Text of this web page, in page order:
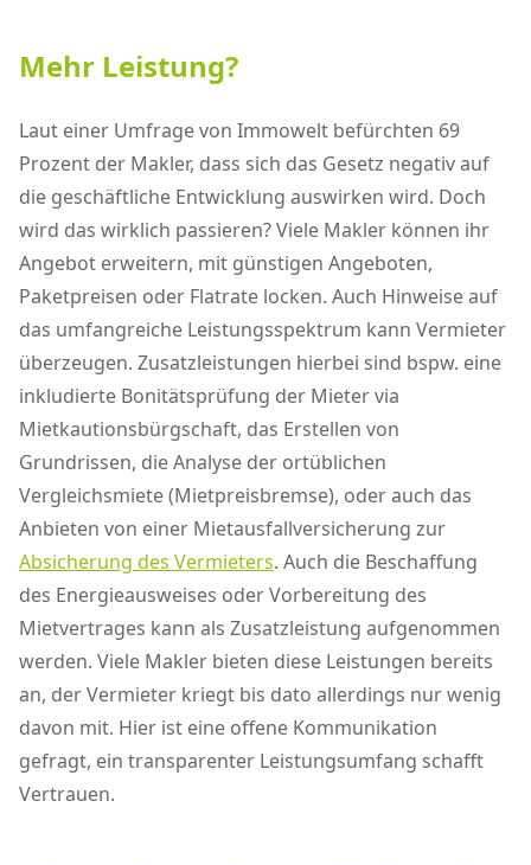
Mehr Leistung?
Laut einer Umfrage von Immowelt befürchten 69
Prozent der Makler, dass sich das Gesetz negativ auf
die geschäftliche Entwicklung auswirken wird. Doch
wird das wirklich passieren? Viele Makler können ihr
Angebot erweitern, mit günstigen Angeboten,
Paketpreisen oder Flatrate locken. Auch Hinweise auf
das umfangreiche Leistungsspektrum kann Vermieter
überzeugen. Zusatzleistungen hierbei sind bspw. eine
inkludierte Bonitätsprüfung der Mieter via
Mietkautionsbürgschaft, das Erstellen von
Grundrissen, die Analyse der ortüblichen
Vergleichsmiete (Mietpreisbremse), oder auch das
Anbieten von einer Mietausfallversicherung zur
Absicherung des Vermieters. Auch die Beschaffung
des Energieausweises oder Vorbereitung des
Mietvertrages kann als Zusatzleistung aufgenommen
werden. Viele Makler bieten diese Leistungen bereits
an, der Vermieter kriegt bis dato allerdings nur wenig
davon mit. Hier ist eine offene Kommunikation
gefragt, ein transparenter Leistungsumfang schafft
Vertrauen.